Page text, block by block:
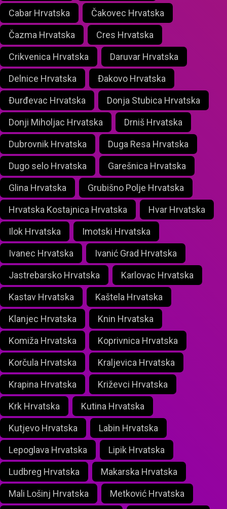
Cabar Hrvatska Čakovec Hrvatska
Čazma Hrvatska Cres Hrvatska
Crikvenica Hrvatska Daruvar Hrvatska
Delnice Hrvatska Đakovo Hrvatska
Đurđevac Hrvatska Donja Stubica Hrvatska
Donji Miholjac Hrvatska Drniš Hrvatska
Dubrovnik Hrvatska Duga Resa Hrvatska
Dugo selo Hrvatska Garešnica Hrvatska
Glina Hrvatska Grubišno Polje Hrvatska
Hrvatska Kostajnica Hrvatska Hvar Hrvatska
Ilok Hrvatska Imotski Hrvatska
Ivanec Hrvatska Ivanić Grad Hrvatska
Jastrebarsko Hrvatska Karlovac Hrvatska
Kastav Hrvatska Kaštela Hrvatska
Klanjec Hrvatska Knin Hrvatska
Komiža Hrvatska Koprivnica Hrvatska
Korčula Hrvatska Kraljevica Hrvatska
Krapina Hrvatska Križevci Hrvatska
Krk Hrvatska Kutina Hrvatska
Kutjevo Hrvatska Labin Hrvatska
Lepoglava Hrvatska Lipik Hrvatska
Ludbreg Hrvatska Makarska Hrvatska
Mali Lošinj Hrvatska Metković Hrvatska